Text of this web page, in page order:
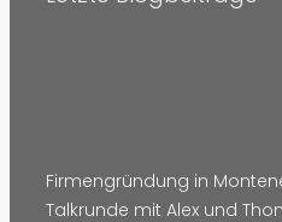
Firmengründung in
Talkrunde mit Alex und